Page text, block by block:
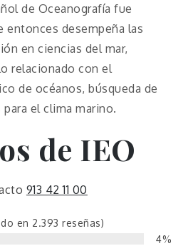
de Oceanografía fue
entonces desempeña las
en ciencias del mar,
relacionado con el
de océanos, búsqueda de
el clima marino.
de IEO
913 42 11 00
en 2.393 reseñas)
4%